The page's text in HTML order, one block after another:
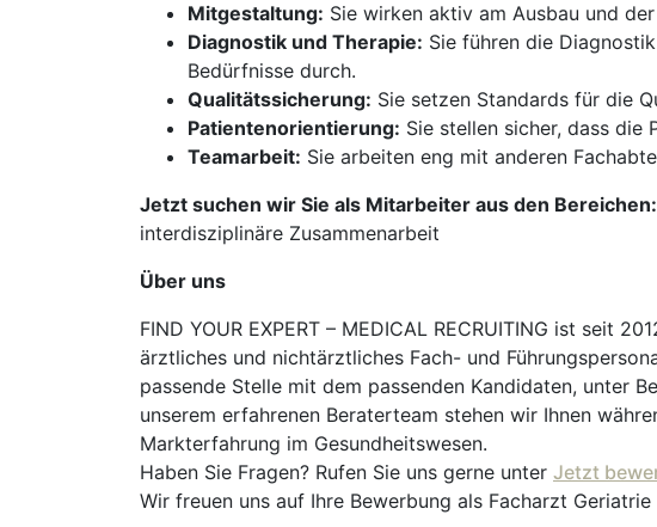
Mitgestaltung: Sie wirken aktiv am Ausbau und
Diagnostik und Therapie: Sie führen die
Bedürfnisse durch.
Qualitätssicherung: Sie setzen Standards für die
Patientenorientierung: Sie stellen sicher, dass die
Teamarbeit: Sie arbeiten eng mit anderen
Jetzt suchen wir Sie als Mitarbeiter aus den Bereichen:
interdisziplinäre Zusammenarbeit
Über uns
FIND YOUR EXPERT – MEDICAL RECRUITING ist seit
ärztliches und nichtärztliches Fach- und
passende Stelle mit dem passenden Kandidaten, unter
unserem erfahrenen Beraterteam stehen wir Ihnen
Markterfahrung im Gesundheitswesen.
Haben Sie Fragen? Rufen Sie uns gerne unter Jetzt
Wir freuen uns auf Ihre Bewerbung als Facharzt